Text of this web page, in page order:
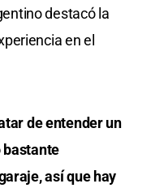
destacó la
en el
de entender un
bastante
así que hay